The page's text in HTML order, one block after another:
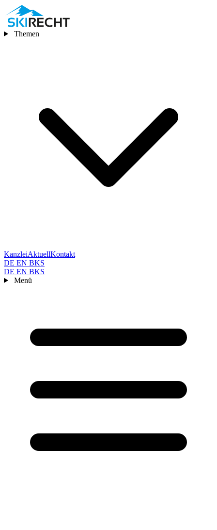
Themen
KanzleiAktuellKontakt
DE EN BKS
DE EN BKS
Menü